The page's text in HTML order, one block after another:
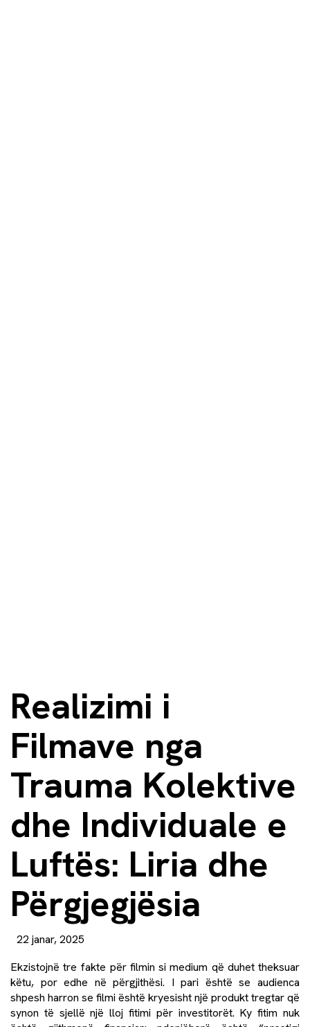
Realizimi i
Filmave nga
Trauma Kolektive
dhe Individuale e
Luftës: Liria dhe
Përgjegjësia
22 janar, 2025
Ekzistojnë tre fakte për filmin si medium që duhet theksuar
këtu, por edhe në përgjithësi. I pari është se audienca
shpesh harron se filmi është kryesisht një produkt tregtar që
synon të sjellë një lloj fitimi për investitorët. Ky fitim nuk